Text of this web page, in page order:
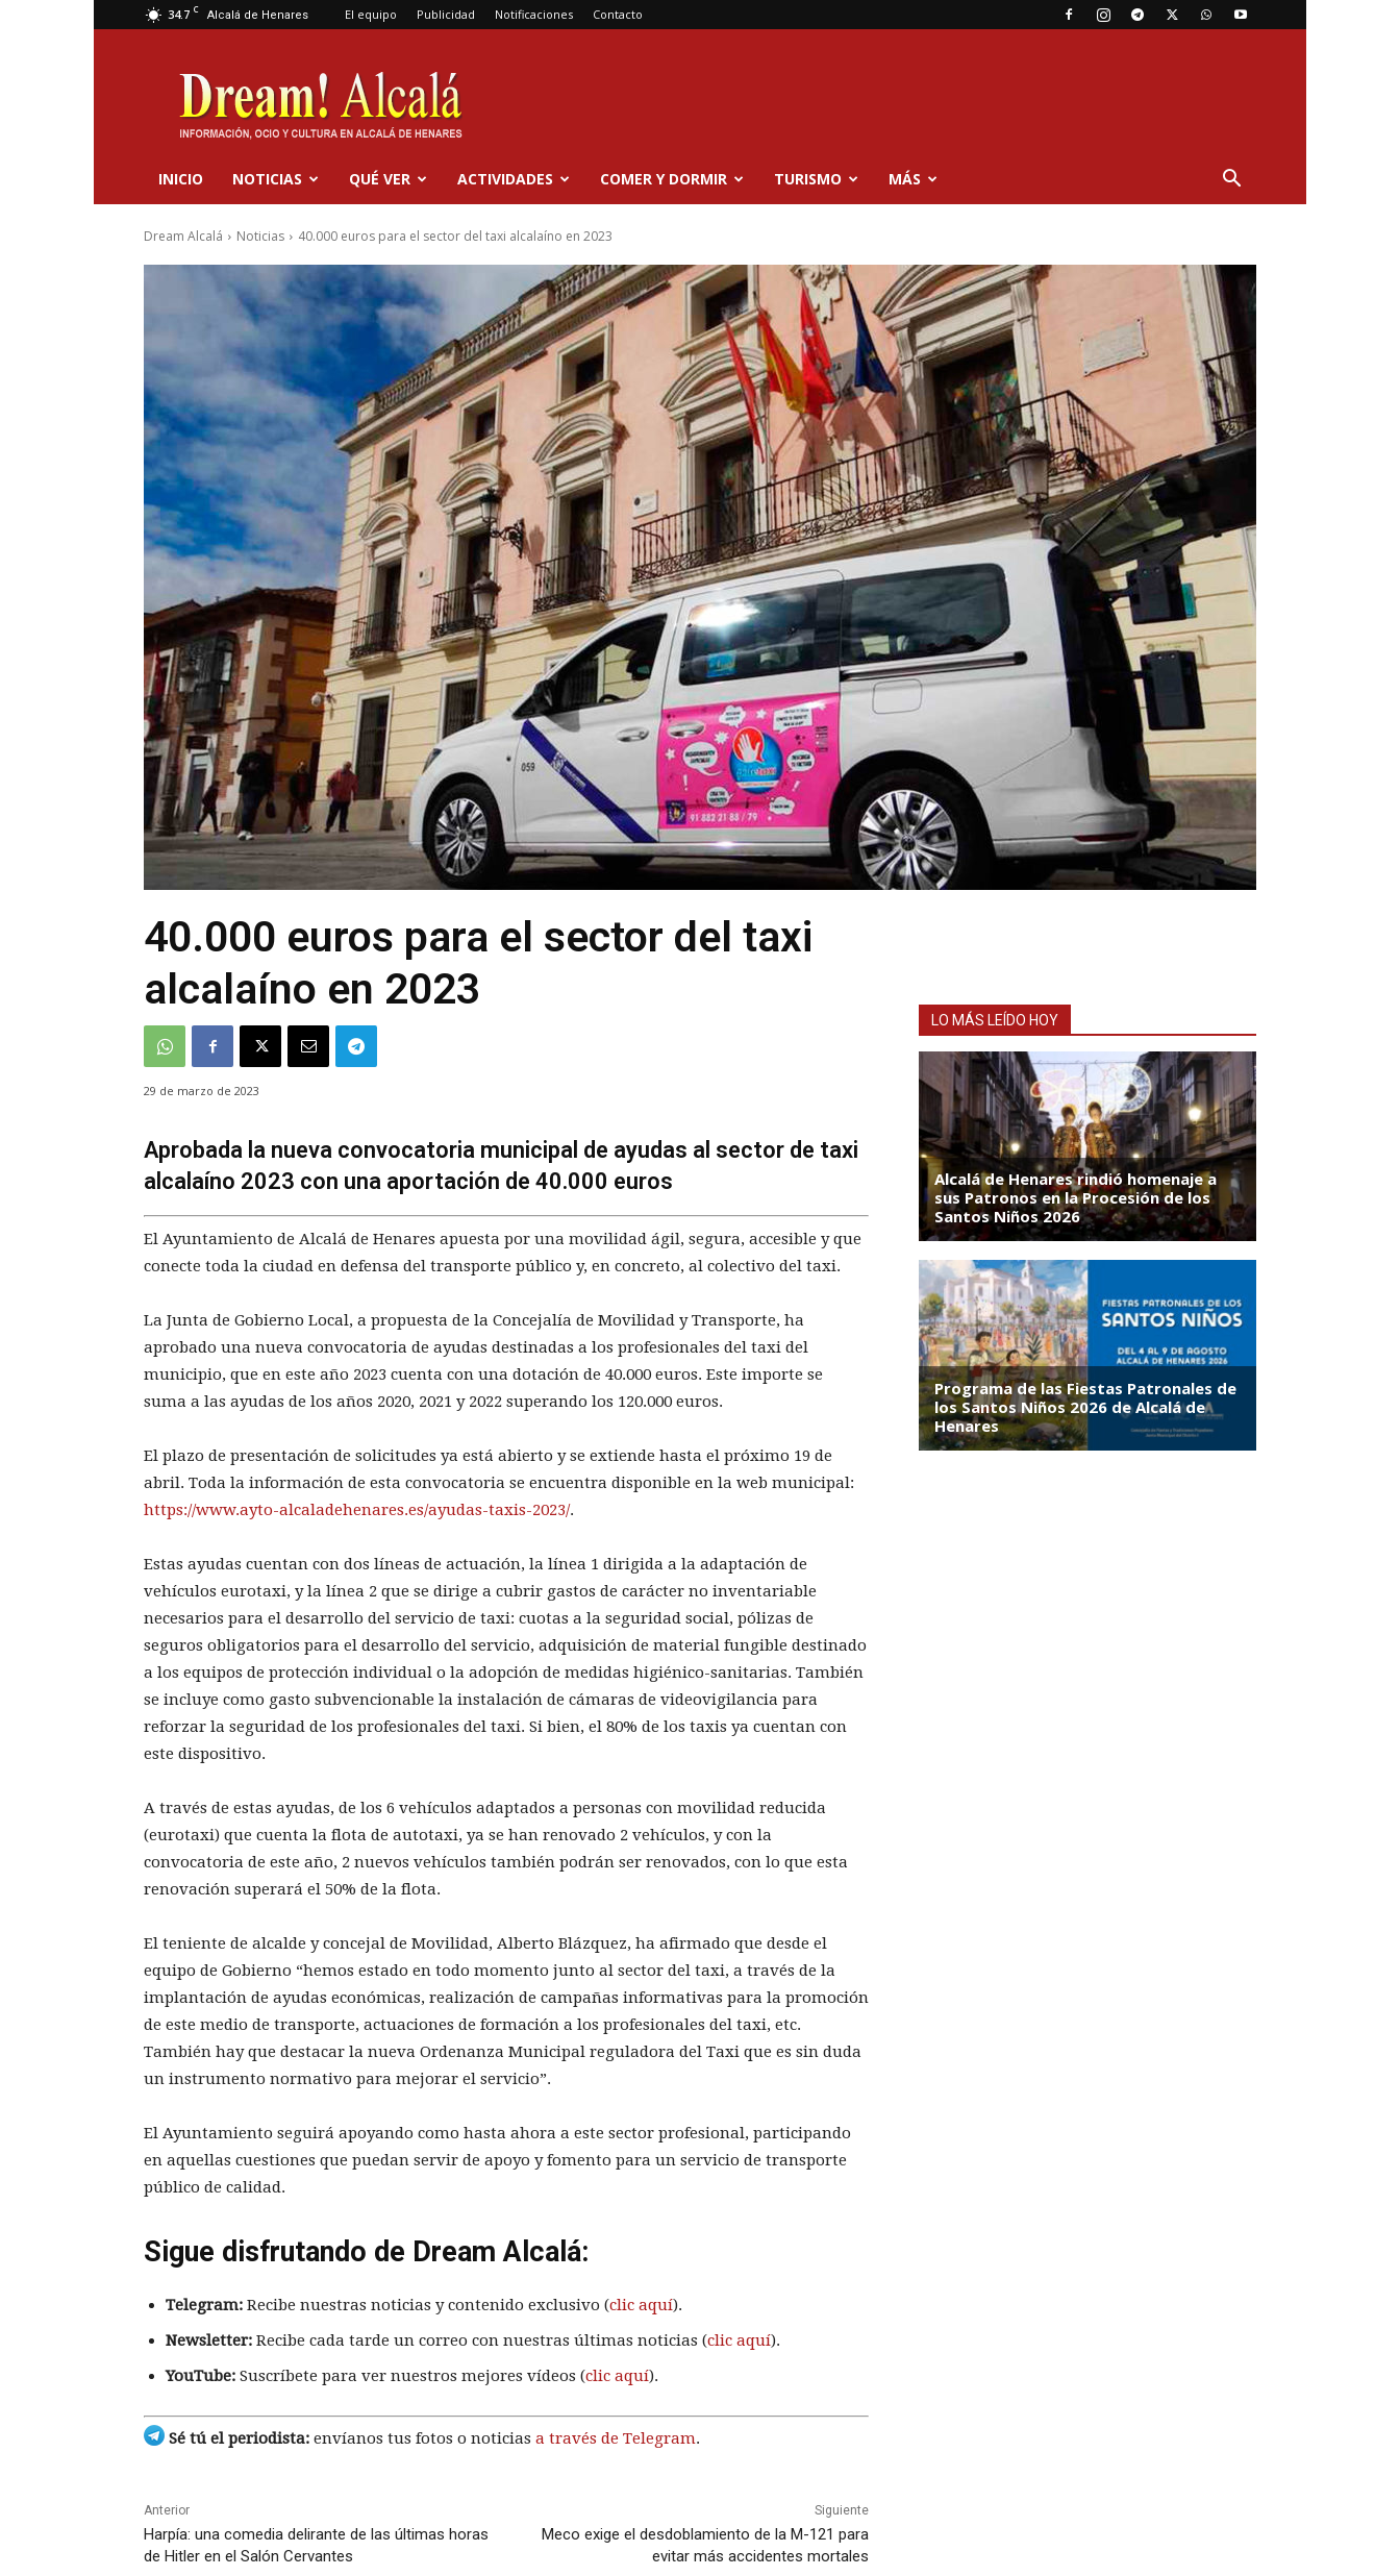
34.7 C Alcalá de Henares El equipo Publicidad Notificaciones Contacto
Dream
Alcalá
INICIO NOTICIAS QUÉ VER ACTIVIDADES COMER Y DORMIR TURISMO MÁS
Dream Alcalá Noticias 40.000 euros para el sector del taxi alcalaíno en 2023
40.000 euros para el sector del taxi
alcalaíno en 2023
29 de marzo de 2023
Aprobada la nueva convocatoria municipal de ayudas al sector de taxi
alcalaíno 2023 con una aportación de 40.000 euros
El Ayuntamiento de Alcalá de Henares apuesta por una movilidad ágil, segura, accesible y que
conecte toda la ciudad en defensa del transporte público y, en concreto, al colectivo del taxi.
La Junta de Gobierno Local, a propuesta de la Concejalía de Movilidad y Transporte, ha
aprobado una nueva convocatoria de ayudas destinadas a los profesionales del taxi del
municipio, que en este año 2023 cuenta con una dotación de 40.000 euros. Este importe se
suma a las ayudas de los años 2020, 2021 y 2022 superando los 120.000 euros.
El plazo de presentación de solicitudes ya está abierto y se extiende hasta el próximo 19 de
abril. Toda la información de esta convocatoria se encuentra disponible en la web municipal:
https://www.ayto-alcaladehenares.es/ayudas-taxis-2023/.
Estas ayudas cuentan con dos líneas de actuación, la línea 1 dirigida a la adaptación de
vehículos eurotaxi, y la línea 2 que se dirige a cubrir gastos de carácter no inventariable
necesarios para el desarrollo del servicio de taxi: cuotas a la seguridad social, pólizas de
seguros obligatorios para el desarrollo del servicio, adquisición de material fungible destinado
a los equipos de protección individual o la adopción de medidas higiénico-sanitarias. También
se incluye como gasto subvencionable la instalación de cámaras de videovigilancia para
reforzar la seguridad de los profesionales del taxi. Si bien, el 80% de los taxis ya cuentan con
este dispositivo.
A través de estas ayudas, de los 6 vehículos adaptados a personas con movilidad reducida
(eurotaxi) que cuenta la flota de autotaxi, ya se han renovado 2 vehículos, y con la
convocatoria de este año, 2 nuevos vehículos también podrán ser renovados, con lo que esta
renovación superará el 50% de la flota.
El teniente de alcalde y concejal de Movilidad, Alberto Blázquez, ha afirmado que desde el
equipo de Gobierno “hemos estado en todo momento junto al sector del taxi, a través de la
implantación de ayudas económicas, realización de campañas informativas para la promoción
de este medio de transporte, actuaciones de formación a los profesionales del taxi, etc.
También hay que destacar la nueva Ordenanza Municipal reguladora del Taxi que es sin duda
un instrumento normativo para mejorar el servicio”.
El Ayuntamiento seguirá apoyando como hasta ahora a este sector profesional, participando
en aquellas cuestiones que puedan servir de apoyo y fomento para un servicio de transporte
público de calidad.
Sigue disfrutando de Dream Alcalá:
Telegram: Recibe nuestras noticias y contenido exclusivo (clic aquí).
Newsletter: Recibe cada tarde un correo con nuestras últimas noticias (clic aquí).
YouTube: Suscríbete para ver nuestros mejores vídeos (clic aquí).
Sé tú el periodista: envíanos tus fotos o noticias a través de Telegram.
Anterior
Harpía: una comedia delirante de las últimas horas
de Hitler en el Salón Cervantes
Siguiente
Meco exige el desdoblamiento de la M-121 para
evitar más accidentes mortales
LO MÁS LEÍDO HOY